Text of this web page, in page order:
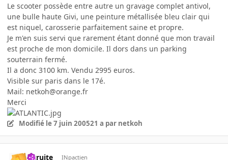
Le scooter possède entre autre un gravage complet antivol,
une bulle haute Givi, une peinture métallisée bleu clair qui
est niquel, carosserie parfaitement saine et propre.
Je m'en suis servi que rarement étant donné que mon travail
est proche de mon domicile. Il dors dans un parking
souterrain fermé.
Il a donc 3100 km. Vendu 2995 euros.
Visible sur paris dans le 17é.
Mail: netkoh@orange.fr
Merci
Modifié le 7 juin 200521 a par netkoh
latruite INpactien